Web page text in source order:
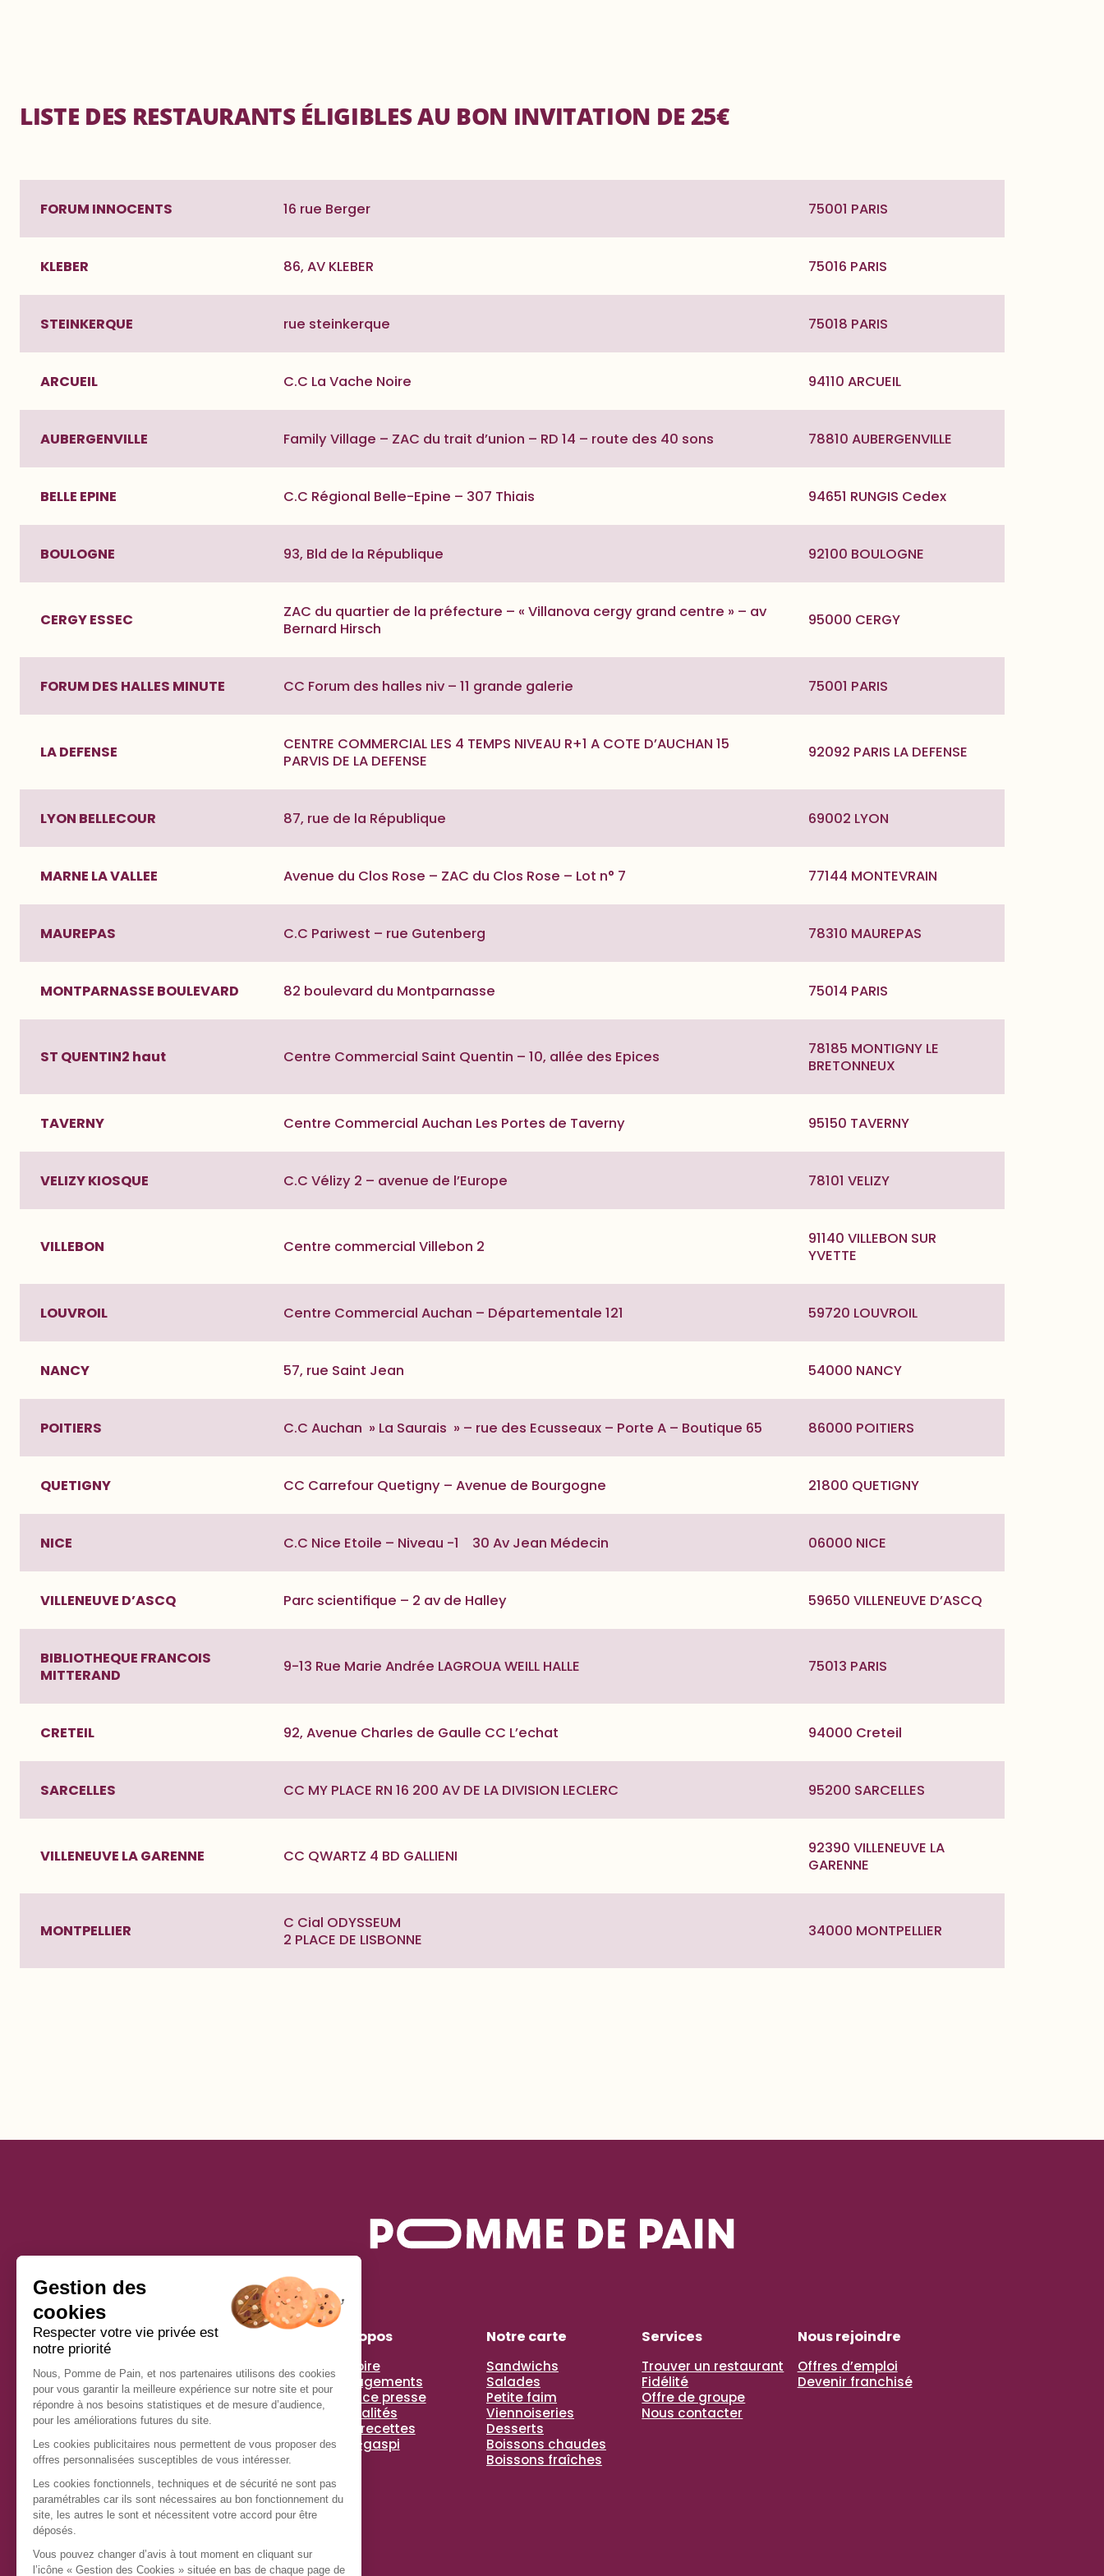
LISTE DES RESTAURANTS ÉLIGIBLES AU BON INVITATION DE 25€
FORUM INNOCENTS 16 rue Berger 75001 PARIS
KLEBER 86, AV KLEBER 75016 PARIS
STEINKERQUE rue steinkerque 75018 PARIS
ARCUEIL C.C La Vache Noire 94110 ARCUEIL
AUBERGENVILLE Family Village – ZAC du trait d’union – RD 14 – route des 40 sons 78810 AUBERGENVILLE
BELLE EPINE C.C Régional Belle-Epine – 307 Thiais 94651 RUNGIS Cedex
BOULOGNE 93, Bld de la République 92100 BOULOGNE
CERGY ESSEC
ZAC du quartier de la préfecture – « Villanova cergy grand centre » – av
Bernard Hirsch
95000 CERGY
FORUM DES HALLES MINUTE CC Forum des halles niv – 11 grande galerie 75001 PARIS
LA DEFENSE
CENTRE COMMERCIAL LES 4 TEMPS NIVEAU R+1 A COTE D’AUCHAN 15
PARVIS DE LA DEFENSE
92092 PARIS LA DEFENSE
LYON BELLECOUR 87, rue de la République 69002 LYON
MARNE LA VALLEE Avenue du Clos Rose – ZAC du Clos Rose – Lot n° 7 77144 MONTEVRAIN
MAUREPAS C.C Pariwest – rue Gutenberg 78310 MAUREPAS
MONTPARNASSE BOULEVARD 82 boulevard du Montparnasse 75014 PARIS
ST QUENTIN2 haut Centre Commercial Saint Quentin – 10, allée des Epices
78185 MONTIGNY LE
BRETONNEUX
TAVERNY Centre Commercial Auchan Les Portes de Taverny 95150 TAVERNY
VELIZY KIOSQUE C.C Vélizy 2 – avenue de l’Europe 78101 VELIZY
VILLEBON Centre commercial Villebon 2
91140 VILLEBON SUR
YVETTE
LOUVROIL Centre Commercial Auchan – Départementale 121 59720 LOUVROIL
NANCY 57, rue Saint Jean 54000 NANCY
POITIERS C.C Auchan » La Saurais » – rue des Ecusseaux – Porte A – Boutique 65 86000 POITIERS
QUETIGNY CC Carrefour Quetigny – Avenue de Bourgogne 21800 QUETIGNY
NICE C.C Nice Etoile – Niveau -1 30 Av Jean Médecin 06000 NICE
VILLENEUVE D’ASCQ Parc scientifique – 2 av de Halley 59650 VILLENEUVE D’ASCQ
BIBLIOTHEQUE FRANCOIS
MITTERAND
9-13 Rue Marie Andrée LAGROUA WEILL HALLE 75013 PARIS
CRETEIL 92, Avenue Charles de Gaulle CC L’echat 94000 Creteil
SARCELLES CC MY PLACE RN 16 200 AV DE LA DIVISION LECLERC 95200 SARCELLES
VILLENEUVE LA GARENNE CC QWARTZ 4 BD GALLIENI
92390 VILLENEUVE LA
GARENNE
MONTPELLIER
C Cial ODYSSEUM
2 PLACE DE LISBONNE
34000 MONTPELLIER
Pomme De Pain
Simplicité, générosité, gourmandise et plaisir : voilà
les ingrédients qui nous inspirent !
Chez Pomme de Pain, depuis plus de 40 ans, nous
régalons des millions de clients avec un savoir-
pour rester croustillant et frais.
Nous nous efforçons chaque jour d’allier recettes
de qualité et responsabilité environnementale,
pour que votre plaisir soit complet.
Ingrédients sélectionnés avec exigence, desserts
au fil des saisons : les gourmands ont trouvé leur
À propos
Histoire
Engagements
Espace presse
Actualités
Tips recettes
anti-gaspi
Notre carte
Sandwichs
Salades
Petite faim
Viennoiseries
Desserts
Boissons chaudes
Boissons fraîches
Services
Trouver un restaurant
Fidélité
Offre de groupe
Nous contacter
Nous rejoindre
Offres d’emploi
Devenir franchisé